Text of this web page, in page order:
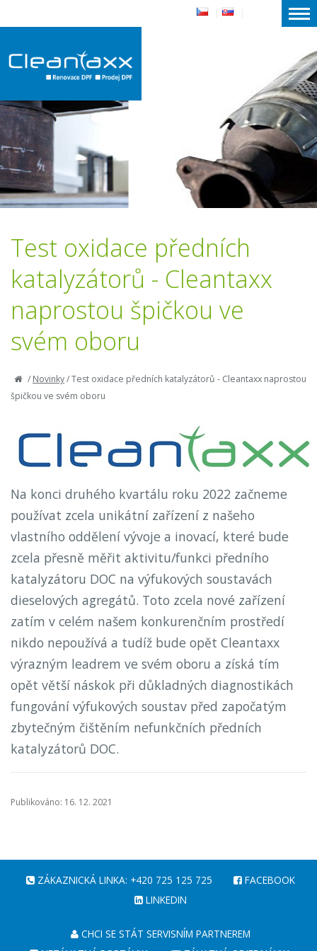
Test oxidace předních
katalyzátorů - Cleantaxx
naprostou špičkou ve
svém oboru
/Novinky/Test oxidace předních katalyzátorů - Cleantaxx naprostou
špičkou ve svém oboru
Na konci druhého kvartálu roku 2022 začneme
používat zcela unikátní zařízení z našeho
vlastního oddělení vývoje a inovací, které bude
zcela přesně měřit aktivitu/funkci předního
katalyzátoru DOC na výfukových soustavách
dieselových agregátů. Toto zcela nové zařízení
zatím v celém našem konkurenčním prostředí
nikdo nepoužívá a tudíž bude opět Cleantaxx
výrazným leadrem ve svém oboru a získá tím
opět větší náskok při důkladných diagnostikách
fungování výfukových soustav před započatým
zbytečným čištěním nefunkčních předních
katalyzátorů DOC.
Publikováno: 16. 12. 2021
ZÁKAZNICKÁ LINKA: +420 725 125 725
FACEBOOK
LINKEDIN
CHCI SE STÁT SERVISNÍM PARTNEREM